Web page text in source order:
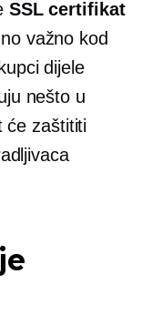
SSL certifikat
važno kod
dijele
nešto u
će zaštititi